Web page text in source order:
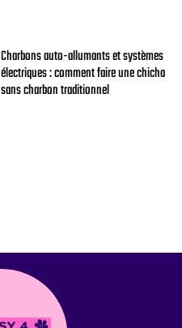
Charbons auto-allumants et systèmes
électriques : comment faire une chicha
sans charbon traditionnel